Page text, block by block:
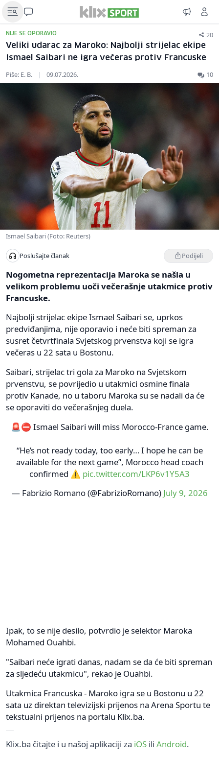
NIJE SE OPORAVIO 20
Veliki udarac za Maroko: Najbolji strijelac ekipe
Ismael Saibari ne igra večeras protiv Francuske
Piše: E. B. | 09.07.2026. 10
Ismael Saibari (Foto: Reuters)
Poslušajte članak Podijeli
Nogometna reprezentacija Maroka se našla u
velikom problemu uoči večerašnje utakmice protiv
Francuske.
Najbolji strijelac ekipe Ismael Saibari se, uprkos
predviđanjima, nije oporavio i neće biti spreman za
susret četvrtfinala Svjetskog prvenstva koji se igra
večeras u 22 sata u Bostonu.
Saibari, strijelac tri gola za Maroko na Svjetskom
prvenstvu, se povrijedio u utakmici osmine finala
protiv Kanade, no u taboru Maroka su se nadali da će
se oporaviti do večerašnjeg duela.
🚨⛔️ Ismael Saibari will miss Morocco-France game.
“He’s not ready today, too early… I hope he can be
available for the next game”, Morocco head coach
confirmed ⚠️ pic.twitter.com/LKP6v1Y5A3
— Fabrizio Romano (@FabrizioRomano) July 9, 2026
Ipak, to se nije desilo, potvrdio je selektor Maroka
Mohamed Ouahbi.
"Saibari neće igrati danas, nadam se da će biti spreman
za sljedeću utakmicu", rekao je Ouahbi.
Utakmica Francuska - Maroko igra se u Bostonu u 22
sata uz direktan televizijski prijenos na Arena Sportu te
tekstualni prijenos na portalu Klix.ba.
Klix.ba čitajte i u našoj aplikaciji za iOS ili Android.